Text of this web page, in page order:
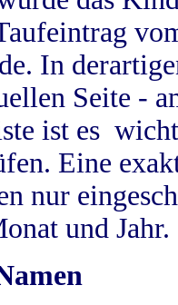
In
Seite -
ist es
Eine
nur
und Jahr.